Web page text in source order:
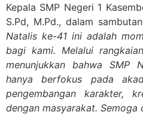
Kepala SMP Negeri 1
S.Pd, M.Pd., dalam
Natalis ke-41 ini adalah
bagi kami. Melalui
menunjukkan bahwa SMP
hanya berfokus pada
pengembangan karakter,
dengan masyarakat. Semoga